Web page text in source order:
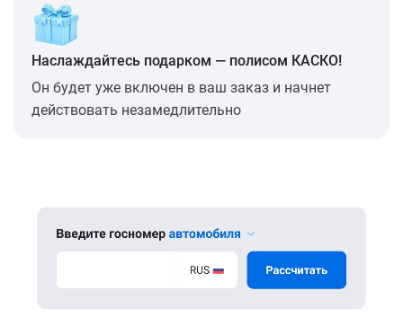
Наслаждайтесь подарком — полисом КАСКО!
Он будет уже включен в ваш заказ и начнет
действовать незамедлительно